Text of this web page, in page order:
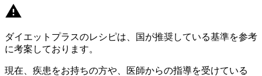
ダイエットプラスのレシピは、国が推奨している基準を参考
に考案しております。
現在、疾患をお持ちの方や、医師からの指導を受けている